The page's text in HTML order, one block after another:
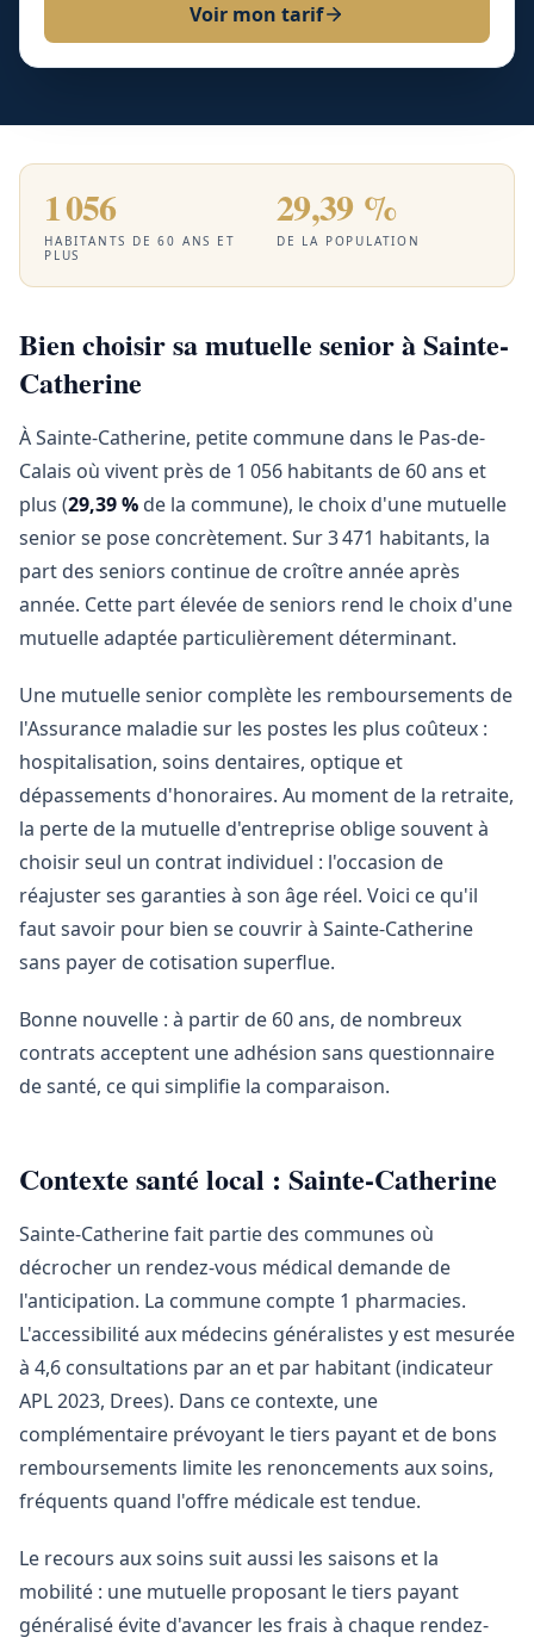
Voir mon tarif
1 056
HABITANTS DE 60 ANS ET
PLUS
29,39 %
DE LA POPULATION
Bien choisir sa mutuelle senior à Sainte-
Catherine
À Sainte-Catherine, petite commune dans le Pas-de-
Calais où vivent près de 1 056 habitants de 60 ans et
plus (29,39 % de la commune), le choix d'une mutuelle
senior se pose concrètement. Sur 3 471 habitants, la
part des seniors continue de croître année après
année. Cette part élevée de seniors rend le choix d'une
mutuelle adaptée particulièrement déterminant.
Une mutuelle senior complète les remboursements de
l'Assurance maladie sur les postes les plus coûteux :
hospitalisation, soins dentaires, optique et
dépassements d'honoraires. Au moment de la retraite,
la perte de la mutuelle d'entreprise oblige souvent à
choisir seul un contrat individuel : l'occasion de
réajuster ses garanties à son âge réel. Voici ce qu'il
faut savoir pour bien se couvrir à Sainte-Catherine
sans payer de cotisation superflue.
Bonne nouvelle : à partir de 60 ans, de nombreux
contrats acceptent une adhésion sans questionnaire
de santé, ce qui simplifie la comparaison.
Contexte santé local : Sainte-Catherine
Sainte-Catherine fait partie des communes où
décrocher un rendez-vous médical demande de
l'anticipation. La commune compte 1 pharmacies.
L'accessibilité aux médecins généralistes y est mesurée
à 4,6 consultations par an et par habitant (indicateur
APL 2023, Drees). Dans ce contexte, une
complémentaire prévoyant le tiers payant et de bons
remboursements limite les renoncements aux soins,
fréquents quand l'offre médicale est tendue.
Le recours aux soins suit aussi les saisons et la
mobilité : une mutuelle proposant le tiers payant
généralisé évite d'avancer les frais à chaque rendez-